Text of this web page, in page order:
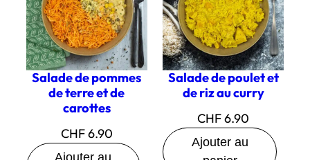
Salade de pommes
de terre et de
carottes
CHF6.90
Ajouter au
Salade de poulet et
de riz au curry
CHF6.90
Ajouter au